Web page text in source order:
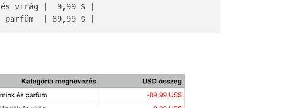
és virág |  9,99 $ |
parfüm  | 89,99 $ |